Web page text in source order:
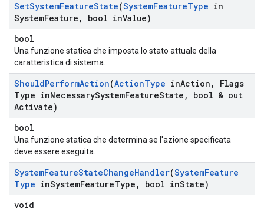
SetSystemFeatureState(SystemFeatureType in
SystemFeature , bool inValue)
bool
Una funzione statica che imposta lo stato attuale della
caratteristica di sistema.
ShouldPerformAction(ActionType inAction ,
Flags
Type inNecessarySystemFeatureState ,
bool & out
Activate)
bool
Una funzione statica che determina se l'azione specificata
deve essere eseguita.
SystemFeatureStateChangeHandler(SystemFeature
Type inSystemFeatureType , bool inState)
void